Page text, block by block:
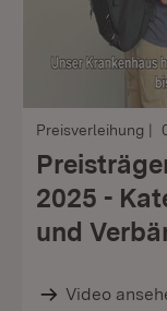
Preisverleihung
2025 -
und
Video